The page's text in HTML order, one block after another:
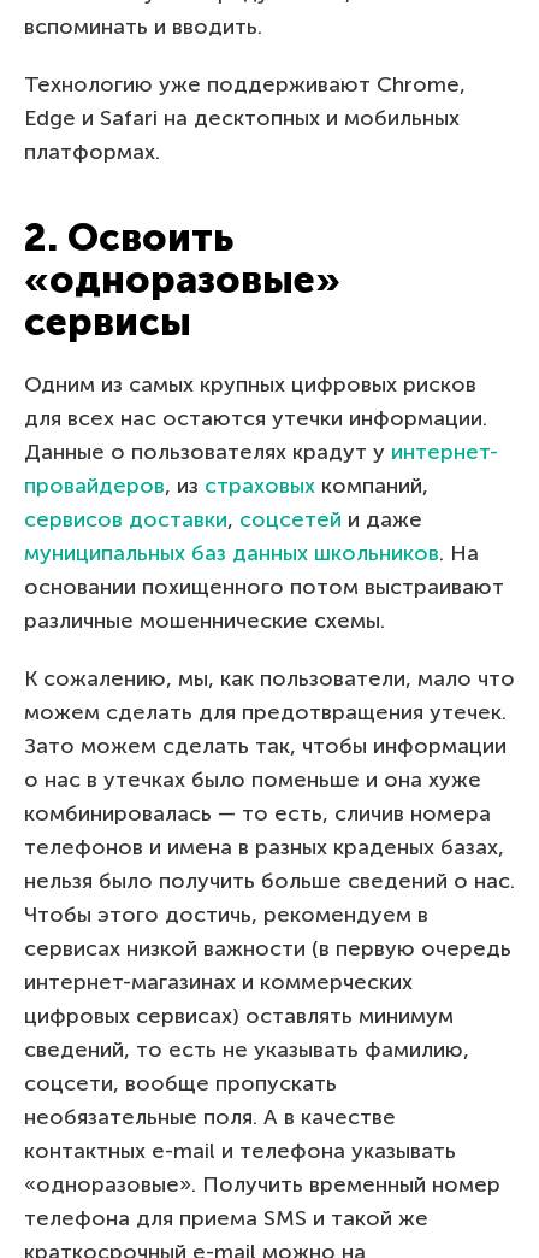
вспоминать и вводить.
Технологию уже поддерживают Chrome,
Edge и Safari на десктопных и мобильных
платформах.
2. Освоить
«одноразовые»
сервисы
Одним из самых крупных цифровых рисков
для всех нас остаются утечки информации.
Данные о пользователях крадут у интернет-
провайдеров, из страховых компаний,
сервисов доставки, соцсетей и даже
муниципальных баз данных школьников. На
основании похищенного потом выстраивают
различные мошеннические схемы.
К сожалению, мы, как пользователи, мало что
можем сделать для предотвращения утечек.
Зато можем сделать так, чтобы информации
о нас в утечках было поменьше и она хуже
комбинировалась — то есть, сличив номера
телефонов и имена в разных краденых базах,
нельзя было получить больше сведений о нас.
Чтобы этого достичь, рекомендуем в
сервисах низкой важности (в первую очередь
интернет-магазинах и коммерческих
цифровых сервисах) оставлять минимум
сведений, то есть не указывать фамилию,
соцсети, вообще пропускать
необязательные поля. А в качестве
контактных e-mail и телефона указывать
«одноразовые». Получить временный номер
телефона для приема SMS и такой же
краткосрочный e-mail можно на